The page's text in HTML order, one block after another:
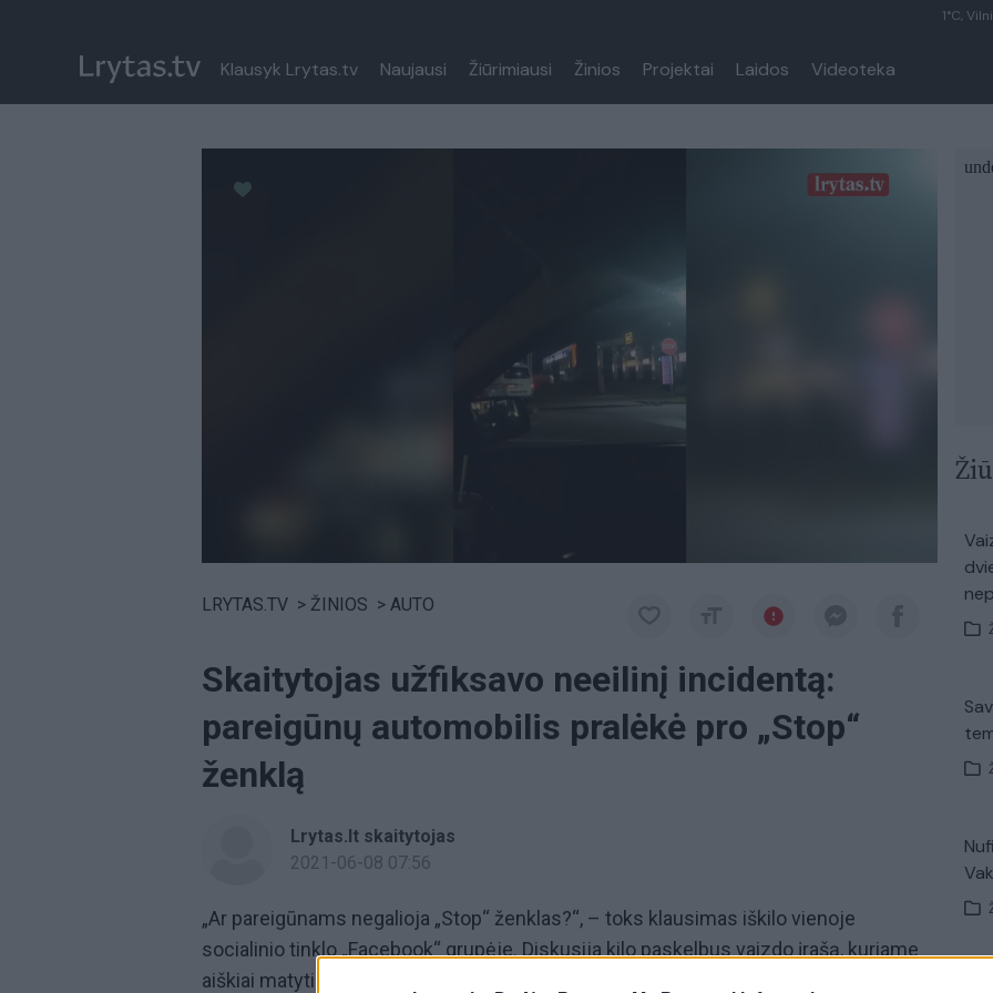
1°C,
Klausyk Lrytas.tv Naujausi Žiūrimiausi Žinios Projektai Laidos Videoteka
LRYTAS.TV > ŽINIOS > AUTO
Skaitytojas užfiksavo neeilinį incidentą:
pareigūnų automobilis pralėkė pro „Stop“
ženklą
Lrytas.lt skaitytojas
2021-06-08 07:56
„Ar pareigūnams negalioja „Stop“ ženklas?“, – toks klausimas iškilo vienoje
socialinio tinklo „Facebook“ grupėje. Diskusija kilo paskelbus vaizdo įrašą, kuriame
aiškiai matyti kaip pareigūnų automobilis nė nepristabdęs pralekia „Stop“ ženklą. Nor